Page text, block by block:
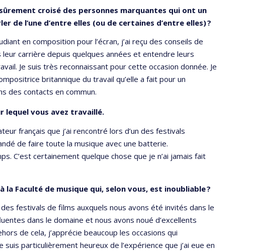
croisé des personnes marquantes qui ont un
l’une d’entre elles (ou de certaines d’entre elles) ?
en composition pour l’écran, j’ai reçu des conseils de
carrière depuis quelques années et entendre leurs
Je suis très reconnaissant pour cette occasion donnée. Je
britannique du travail qu’elle a fait pour un
des contacts en commun.
lequel vous avez travaillé.
français que j’ai rencontré lors d’un des festivals
de faire toute la musique avec une batterie.
C’est certainement quelque chose que je n’ai jamais fait
Faculté de musique qui, selon vous, est inoubliable ?
festivals de films auxquels nous avons été invités dans le
dans le domaine et nous avons noué d’excellents
de cela, j’apprécie beaucoup les occasions qui
particulièrement heureux de l’expérience que j’ai eue en